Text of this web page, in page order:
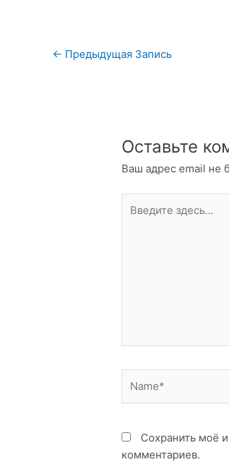
Навигация
← Предыдущая Запись
Оставьте
Ваш адрес email не
здесь...
Сохранить моё
комментариев.